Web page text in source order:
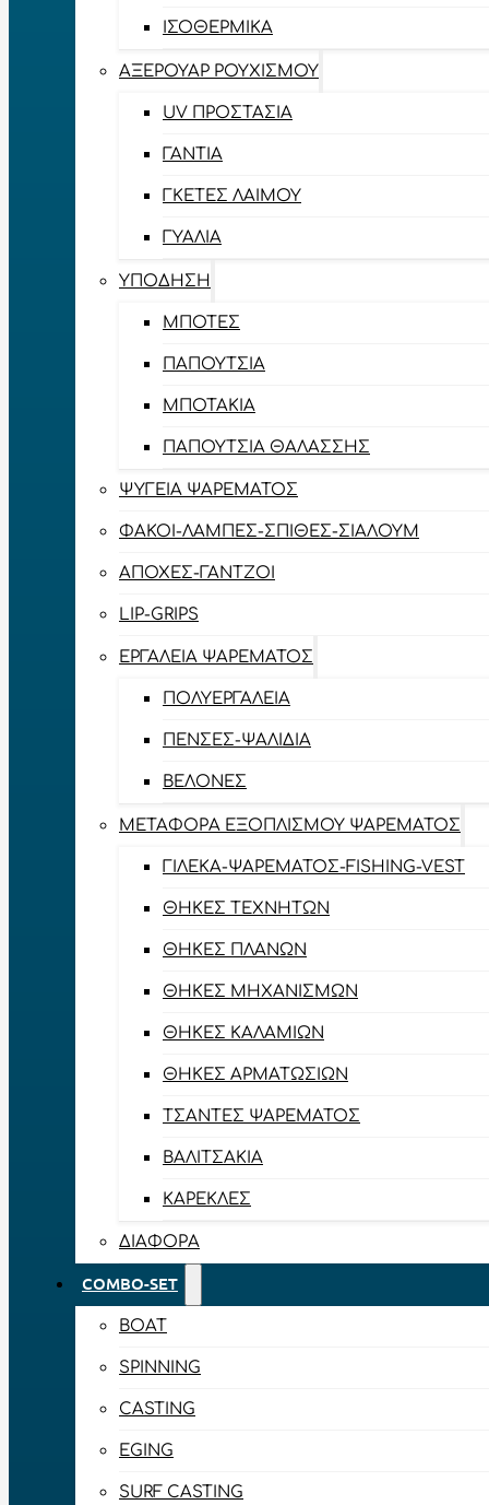
ΙΣΟΘΕΡΜΙΚΆ
ΑΞΕΡΟΥΆΡ ΡΟΥΧΙΣΜΟΎ
UV ΠΡΟΣΤΑΣΊΑ
ΓΆΝΤΙΑ
ΓΚΈΤΕΣ ΛΑΊΜΟΥ
ΓΥΑΛΙΆ
ΥΠΌΔΗΣΗ
ΜΠΌΤΕΣ
ΠΑΠΟΎΤΣΙΑ
ΜΠΟΤΆΚΙΑ
ΠΑΠΟΎΤΣΙΑ ΘΑΛΆΣΣΗΣ
ΨΥΓΕΊΑ ΨΑΡΈΜΑΤΟΣ
ΦΑΚΟΊ-ΛΆΜΠΕΣ-ΣΠΊΘΕΣ-ΣΊΑΛΟΥΜ
ΑΠΌΧΕΣ-ΓΆΝΤΖΟΙ
LIP-GRIPS
EΡΓΑΛΕΊΑ ΨΑΡΈΜΑΤΟΣ
ΠΟΛΥΕΡΓΑΛΕΊΑ
ΠΈΝΣΕΣ-ΨΑΛΊΔΙΑ
ΒΕΛΌΝΕΣ
ΜΕΤΑΦΟΡΆ ΕΞΟΠΛΙΣΜΟΎ ΨΑΡΈΜΑΤΟΣ
ΓΙΛΈΚΑ-ΨΑΡΈΜΑΤΟΣ-FISHING-VEST
ΘΉΚΕΣ ΤΕΧΝΗΤΏΝ
ΘΉΚΕΣ ΠΛΆΝΩΝ
ΘΉΚΕΣ ΜΗΧΑΝΙΣΜΏΝ
ΘΉΚΕΣ ΚΑΛΑΜΙΏΝ
ΘΉΚΕΣ ΑΡΜΑΤΩΣΙΏΝ
ΤΣΆΝΤΕΣ ΨΑΡΈΜΑΤΟΣ
ΒΑΛΙΤΣΆΚΙΑ
ΚΑΡΈΚΛΕΣ
ΔΙΆΦΟΡΑ
COMBO-SET
BOAT
SPINNING
CASTING
EGING
SURF CASTING